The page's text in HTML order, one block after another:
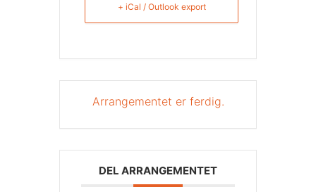
+ iCal / Outlook export
Arrangementet er ferdig.
DEL ARRANGEMENTET